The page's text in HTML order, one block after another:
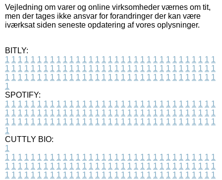
Vejledning om varer og online virksomheder værnes om tit,
men der tages ikke ansvar for forandringer der kan være
iværksat siden seneste opdatering af vores oplysninger.
BITLY:
1 1 1 1 1 1 1 1 1 1 1 1 1 1 1 1 1 1 1 1 1 1 1 1 1 1 1 1 1 1 1 1 1
1 1 1 1 1 1 1 1 1 1 1 1 1 1 1 1 1 1 1 1 1 1 1 1 1 1 1 1 1 1 1 1 1
1 1 1 1 1 1 1 1 1 1 1 1 1 1 1 1 1 1 1 1 1 1 1 1 1 1 1 1 1 1 1 1 1
1
SPOTIFY:
1 1 1 1 1 1 1 1 1 1 1 1 1 1 1 1 1 1 1 1 1 1 1 1 1 1 1 1 1 1 1 1 1
1 1 1 1 1 1 1 1 1 1 1 1 1 1 1 1 1 1 1 1 1 1 1 1 1 1 1 1 1 1 1 1 1
1 1 1 1 1 1 1 1 1 1 1 1 1 1 1 1 1 1 1 1 1 1 1 1 1 1 1 1 1 1 1 1 1
1
CUTTLY BIO:
1
1 1 1 1 1 1 1 1 1 1 1 1 1 1 1 1 1 1 1 1 1 1 1 1 1 1 1 1 1 1 1 1 1
1 1 1 1 1 1 1 1 1 1 1 1 1 1 1 1 1 1 1 1 1 1 1 1 1 1 1 1 1 1 1 1 1
1 1 1 1 1 1 1 1 1 1 1 1 1 1 1 1 1 1 1 1 1 1 1 1 1 1 1 1 1 1 1 1 1